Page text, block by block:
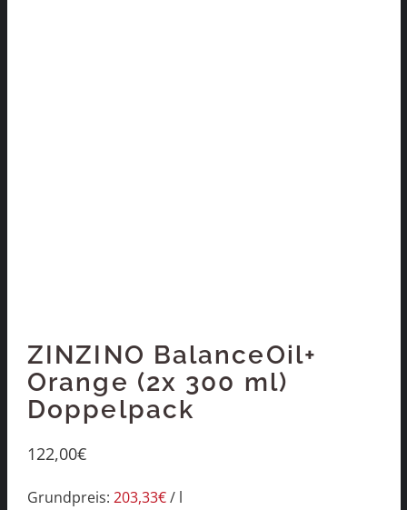
ZINZINO BalanceOil+
Orange (2x 300 ml)
Doppelpack
122,00€
Grundpreis: 203,33€/ l